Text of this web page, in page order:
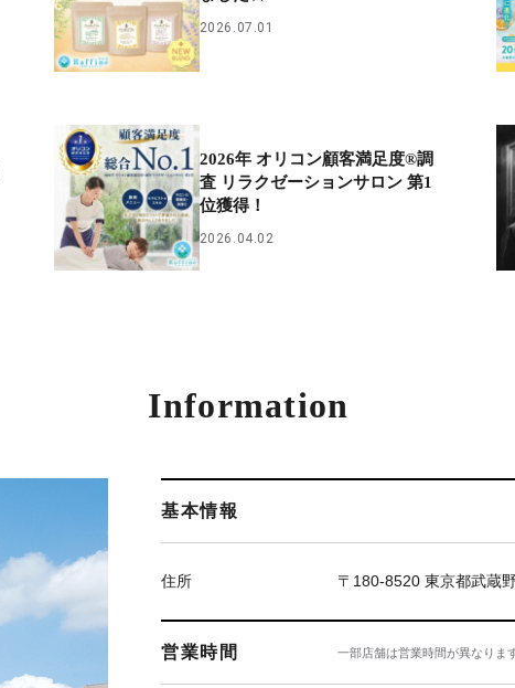
2026.07.01
2026年 オリコン顧客満足度®調
査 リラクゼーションサロン 第1
位獲得！
2026.04.02
Information
基本情報
住所 〒180-8520 東京都武蔵
営業時間 一部店舗は営業時間が異なりま